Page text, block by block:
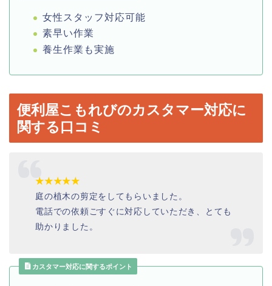
女性スタッフ対応可能
素早い作業
養生作業も実施
便利屋こもれびのカスタマー対応に
関する口コミ
★★★★★
庭の植木の剪定をしてもらいました。
電話での依頼ごすぐに対応していただき、とても
助かりました。
カスタマー対応に関するポイント